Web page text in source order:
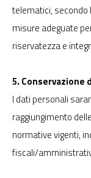
telematici, secondo
misure adeguate
riservatezza e
5. Conservazione
I dati personali
raggiungimento
normative vigenti,
fiscali/